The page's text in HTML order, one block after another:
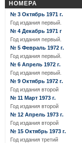
НОМЕРА
№ 3 Октябрь 1971 г.
Год издания первый.
№ 4 Декабрь 1971 г
Год издания первый.
№ 5 Февраль 1972 г.
Год издания первый.
№ 6 Апрель 1972 г.
Год издания первый.
№ 9 Октябрь 1972 г.
Год издания второй
№ 11 Март 1973 г.
Год издания второй
№ 12 Апрель 1973 г.
Год издания второй
№ 15 Октябрь 1973 г.
Год издания третий